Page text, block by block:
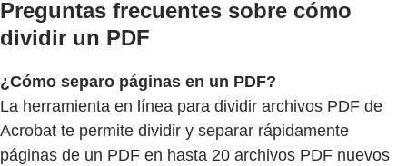
Preguntas frecuentes sobre cómo
dividir un PDF
¿Cómo separo páginas en un PDF?
La herramienta en línea para dividir archivos PDF de
Acrobat te permite dividir y separar rápidamente
páginas de un PDF en hasta 20 archivos PDF nuevos